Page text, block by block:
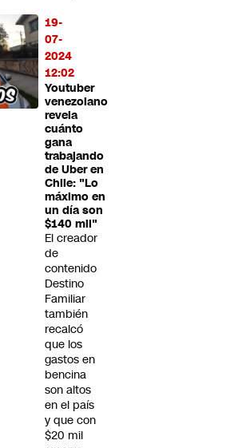
19-
07-
2024
12:02
Youtuber
venezolano
revela
cuánto
gana
trabajando
de Uber en
Chile: "Lo
máximo en
un día son
$140 mil"
El creador
de
contenido
Destino
Familiar
también
recalcó
que los
gastos en
bencina
son altos
en el país
y que con
$20 mil